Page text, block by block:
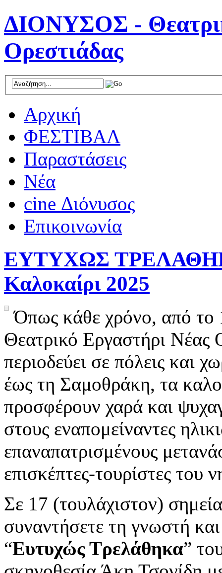
ΔΙΟΝΥΣΟΣ -
Ορεστιάδας
Αρχική
ΦΕΣΤΙΒΑΛ
Παραστάσεις
Νέα
cine Διόνυσος
Επικοινωνία
ΕΥΤΥΧΩΣ
Καλοκαίρι 2025
Όπως κάθε χρόνο, από το
Θεατρικό Εργαστήρι Νέας
περιοδεύει σε πόλεις και
έως τη Σαμοθράκη, τα
προσφέρουν χαρά και
στους εναπομείναντες
επαναπατρισμένους
επισκέπτες-τουρίστες του
Σε 17 (τουλάχιστον)
συναντήσετε τη γνωστή
“Ευτυχώς Τρελάθηκα”